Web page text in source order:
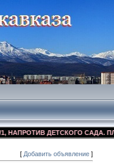
ДЕТСКОГО САДА.
[ Добавить объявление ]